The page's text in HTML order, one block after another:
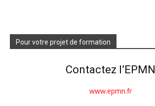
Pour votre projet de formation
Contactez l’EPMN
www.epmn.fr